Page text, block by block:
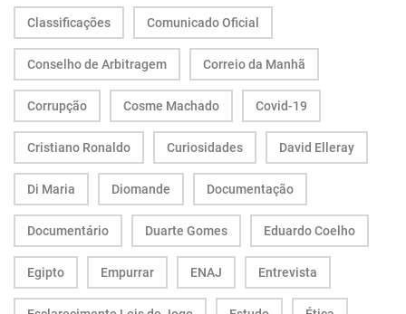
Classificações Comunicado Oficial
Conselho de Arbitragem Correio da Manhã
Corrupção Cosme Machado Covid-19
Cristiano Ronaldo Curiosidades David Elleray
Di Maria Diomande Documentação
Documentário Duarte Gomes Eduardo Coelho
Egipto Empurrar ENAJ Entrevista